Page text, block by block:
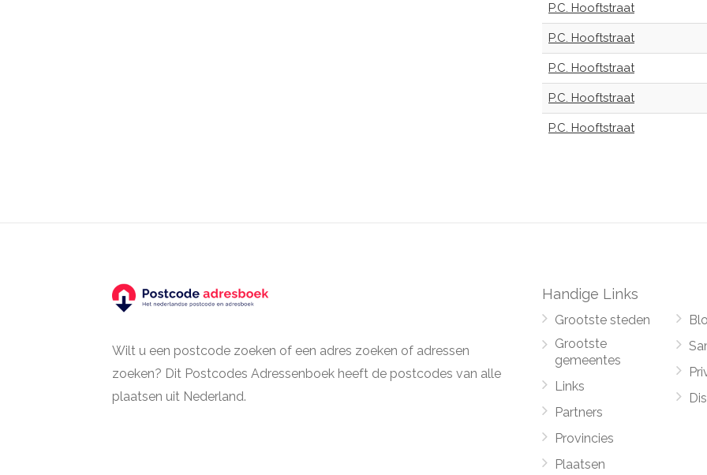
P.C. Hooftstraat
P.C. Hooftstraat
P.C. Hooftstraat
P.C. Hooftstraat
P.C. Hooftstraat
Wilt u een postcode zoeken of een adres zoeken of adressen
zoeken? Dit Postcodes Adressenboek heeft de postcodes van alle
plaatsen uit Nederland.
Handige Links
Grootste steden
Grootste
gemeentes
Links
Partners
Provincies
Plaatsen